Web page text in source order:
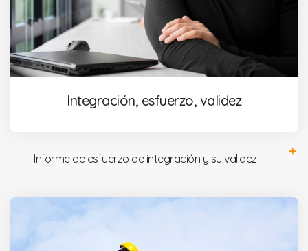
Integración, esfuerzo, validez
Informe de esfuerzo de integración y su validez